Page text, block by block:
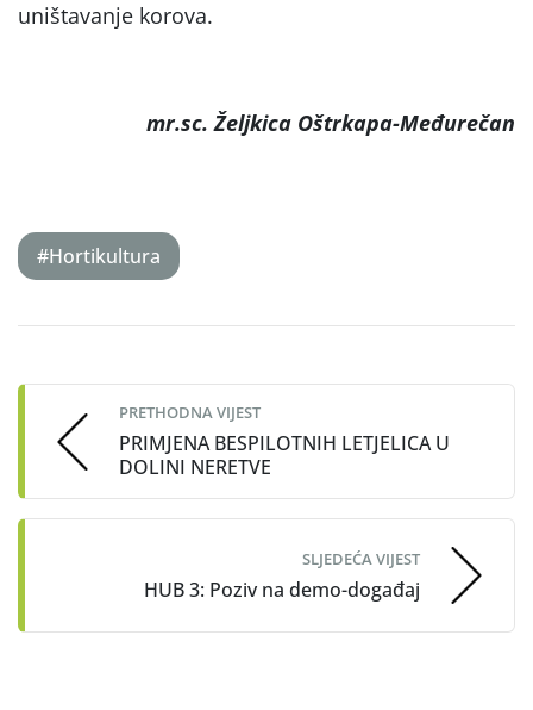
uništavanje korova.
mr.sc. Željkica Oštrkapa-Međurečan
#Hortikultura
navigation
PRETHODNA VIJEST
PRIMJENA BESPILOTNIH LETJELICA U
DOLINI NERETVE
SLJEDEĆA VIJEST
HUB 3: Poziv na demo-događaj